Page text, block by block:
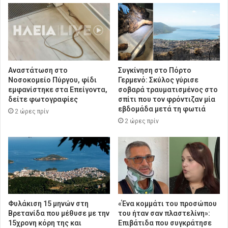
Αναστάτωση στο
Νοσοκομείο Πύργου, φίδι
εμφανίστηκε στα Επείγοντα,
δείτε φωτογραφίες
2 ώρες πρίν
Συγκίνηση στο Πόρτο
Γερμενό: Σκύλος γύρισε
σοβαρά τραυματισμένος στο
σπίτι που τον φρόντιζαν μία
εβδομάδα μετά τη φωτιά
2 ώρες πρίν
Φυλάκιση 15 μηνών στη
Βρετανίδα που μέθυσε με την
15χρονη κόρη της και
«Ένα κομμάτι του προσώπου
του ήταν σαν πλαστελίνη»:
Επιβάτιδα που συγκράτησε